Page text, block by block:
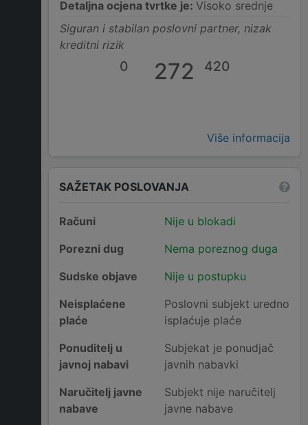
Detaljna ocjena tvrtke je: Visoko srednje
Siguran i stabilan poslovni partner, nizak
kreditni rizik
0 272 420
Više informacija
SAŽETAK POSLOVANJA
Računi
Nije u blokadi
Porezni dug
Nema poreznog duga
Sudske objave
Nije u postupku
Neisplaćene
plaće
Poslovni subjekt uredno
isplaćuje plaće
Ponuditelj u
javnoj nabavi
Subjekat je ponudjač
javnih nabavki
Naručitelj javne
nabave
Subjekt nije naručitelj
javne nabave